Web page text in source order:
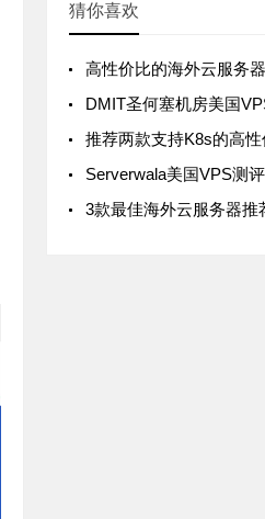
猜你喜欢
高性价比的海外云服务
DMIT圣何塞机房美国VPS测评-
推荐两款支持K8s的高性价比
Serverwala美国VPS测评-网络
3款最佳海外云服务器推荐-网络